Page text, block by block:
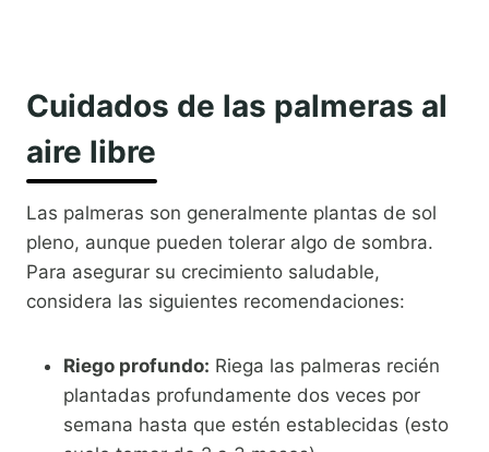
Cuidados de las palmeras al
aire libre
Las palmeras son generalmente plantas de sol
pleno, aunque pueden tolerar algo de sombra.
Para asegurar su crecimiento saludable,
considera las siguientes recomendaciones:
Riego profundo: Riega las palmeras recién
plantadas profundamente dos veces por
semana hasta que estén establecidas (esto